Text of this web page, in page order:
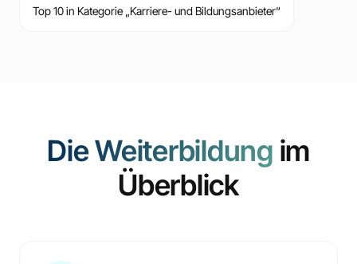
Top 10 in Kategorie „Karriere- und Bildungsanbieter“
Die Weiterbildung im
Überblick